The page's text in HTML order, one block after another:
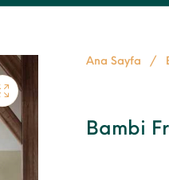
Ana Sayfa /
Bambi